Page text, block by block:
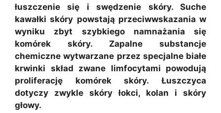
łuszczenie się i swędzenie skóry. Suche
kawałki skóry powstają przeciwwskazania w
wyniku zbyt szybkiego namnażania się
komórek skóry. Zapalne substancje
chemiczne wytwarzane przez specjalne białe
krwinki skład zwane limfocytami powodują
proliferację komórek skóry. Łuszczyca
dotyczy zwykle skóry łokci, kolan i skóry
głowy.